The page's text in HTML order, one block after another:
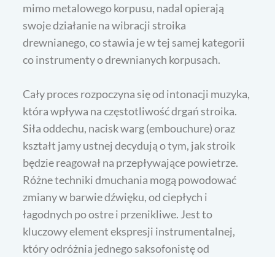
mimo metalowego korpusu, nadal opierają
swoje działanie na wibracji stroika
drewnianego, co stawia je w tej samej kategorii
co instrumenty o drewnianych korpusach.
Cały proces rozpoczyna się od intonacji muzyka,
która wpływa na częstotliwość drgań stroika.
Siła oddechu, nacisk warg (embouchure) oraz
kształt jamy ustnej decydują o tym, jak stroik
będzie reagował na przepływające powietrze.
Różne techniki dmuchania mogą powodować
zmiany w barwie dźwięku, od ciepłych i
łagodnych po ostre i przenikliwe. Jest to
kluczowy element ekspresji instrumentalnej,
który odróżnia jednego saksofonistę od